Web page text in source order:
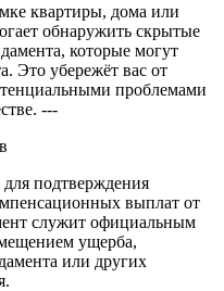
квартиры, дома или
обнаружить скрытые
которые могут
Это убережёт вас от
проблемами
---
для подтверждения
выплат от
служит официальным
ущерба,
или других